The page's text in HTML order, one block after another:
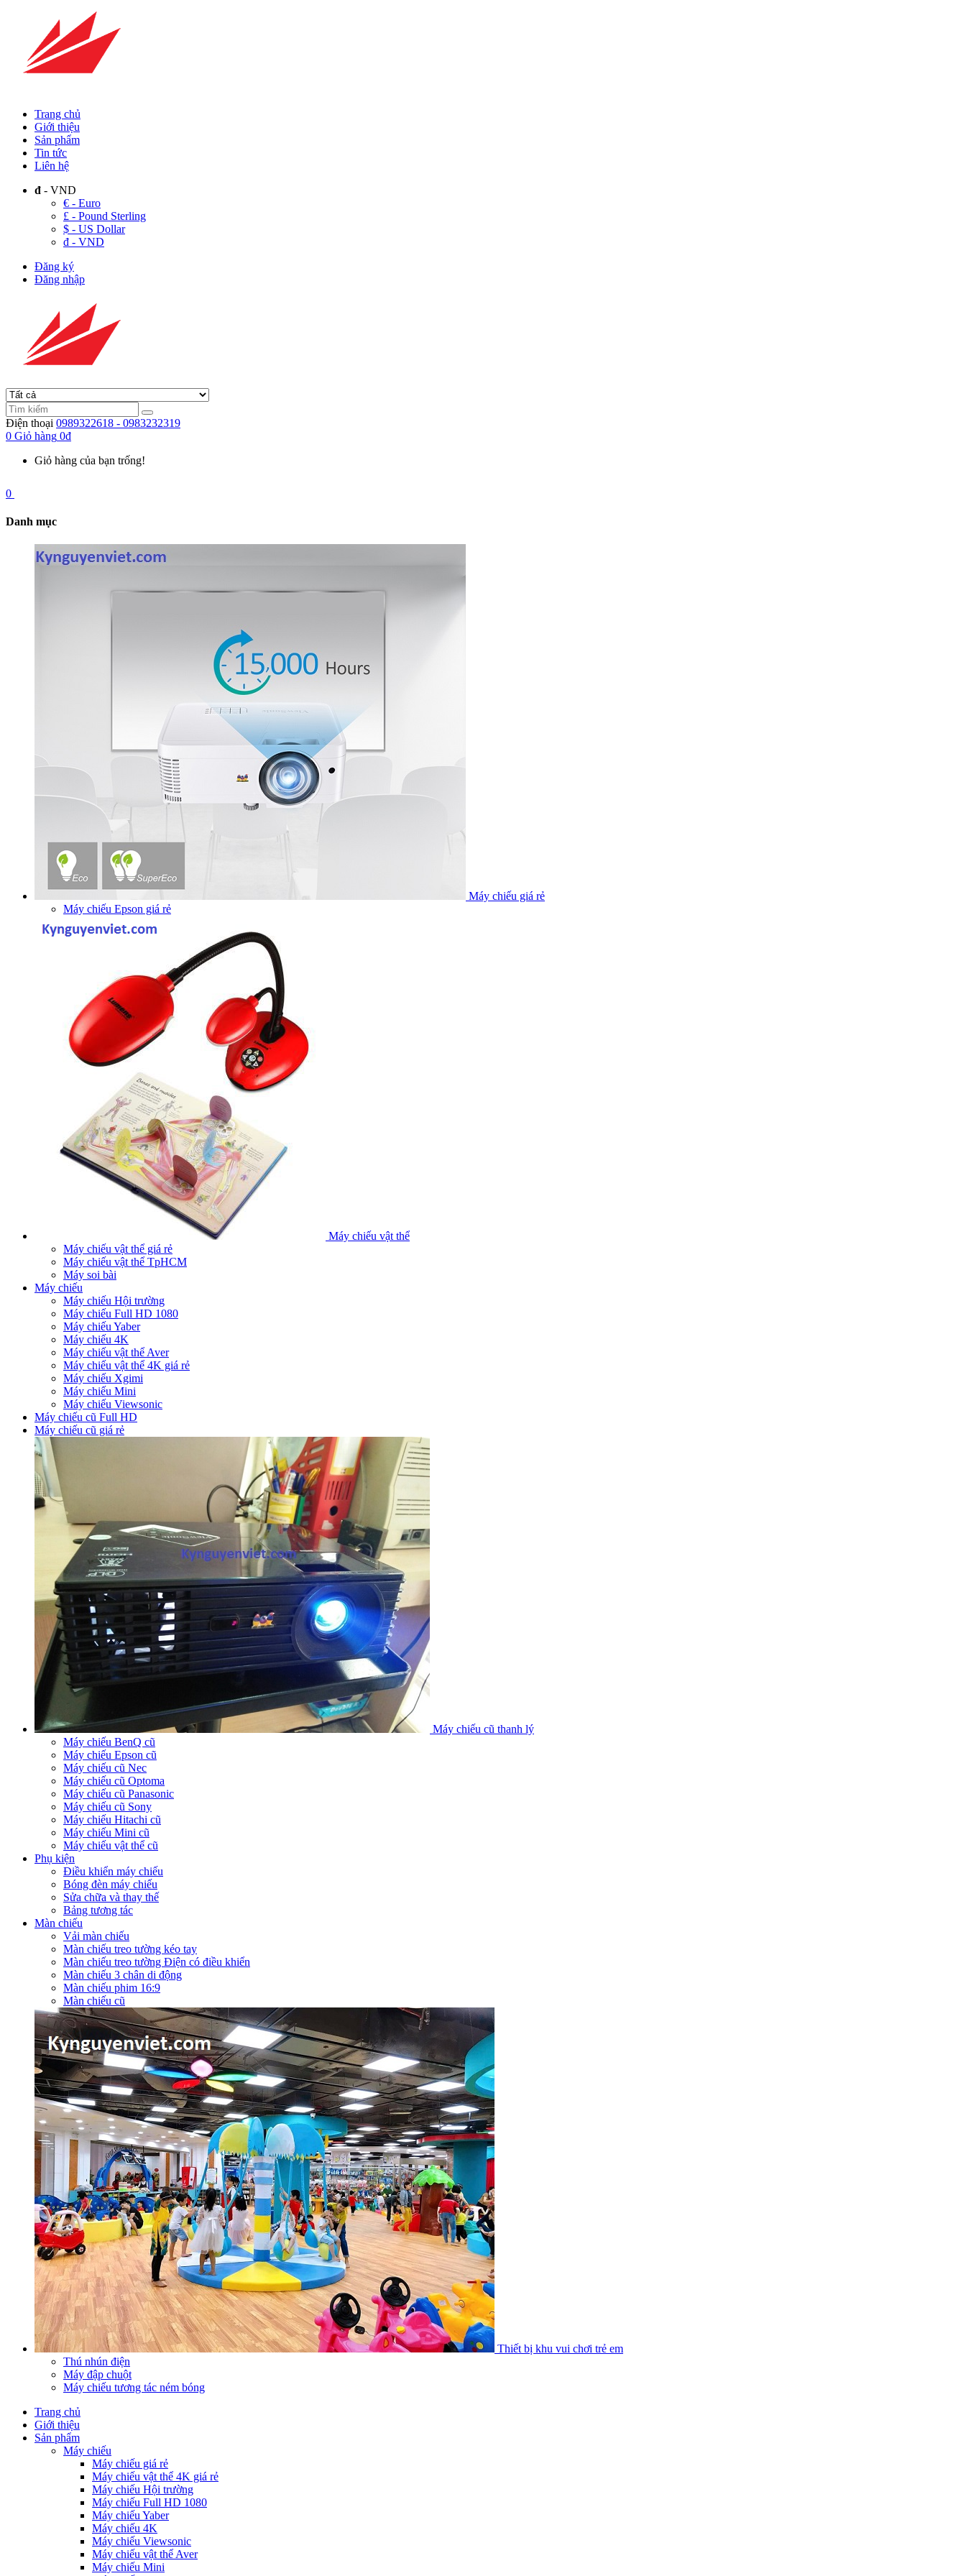
Trang chủ
Giới thiệu
Sản phẩm
Tin tức
Liên hệ
đ - VND
€ - Euro
£ - Pound Sterling
$ - US Dollar
đ - VND
Đăng ký
Đăng nhập
Điện thoại 0989322618 - 0983232319
0 Giỏ hàng 0đ
Giỏ hàng của bạn trống!
0
Danh mục
Máy chiếu giá rẻ
Máy chiếu Epson giá rẻ
Máy chiếu vật thể
Máy chiếu vật thể giá rẻ
Máy chiếu vật thể TpHCM
Máy soi bài
Máy chiếu
Máy chiếu Hội trường
Máy chiếu Full HD 1080
Máy chiếu Yaber
Máy chiếu 4K
Máy chiếu vật thể Aver
Máy chiếu vật thể 4K giá rẻ
Máy chiếu Xgimi
Máy chiếu Mini
Máy chiếu Viewsonic
Máy chiếu cũ Full HD
Máy chiếu cũ giá rẻ
Máy chiếu cũ thanh lý
Máy chiếu BenQ cũ
Máy chiếu Epson cũ
Máy chiếu cũ Nec
Máy chiếu cũ Optoma
Máy chiếu cũ Panasonic
Máy chiếu cũ Sony
Máy chiếu Hitachi cũ
Máy chiếu Mini cũ
Máy chiếu vật thể cũ
Phụ kiện
Điều khiển máy chiếu
Bóng đèn máy chiếu
Sửa chữa và thay thế
Bảng tương tác
Màn chiếu
Vải màn chiếu
Màn chiếu treo tường kéo tay
Màn chiếu treo tường Điện có điều khiển
Màn chiếu 3 chân di động
Màn chiếu phim 16:9
Màn chiếu cũ
Thiết bị khu vui chơi trẻ em
Thú nhún điện
Máy đập chuột
Máy chiếu tương tác ném bóng
Trang chủ
Giới thiệu
Sản phẩm
Máy chiếu
Máy chiếu giá rẻ
Máy chiếu vật thể 4K giá rẻ
Máy chiếu Hội trường
Máy chiếu Full HD 1080
Máy chiếu Yaber
Máy chiếu 4K
Máy chiếu Viewsonic
Máy chiếu vật thể Aver
Máy chiếu Mini